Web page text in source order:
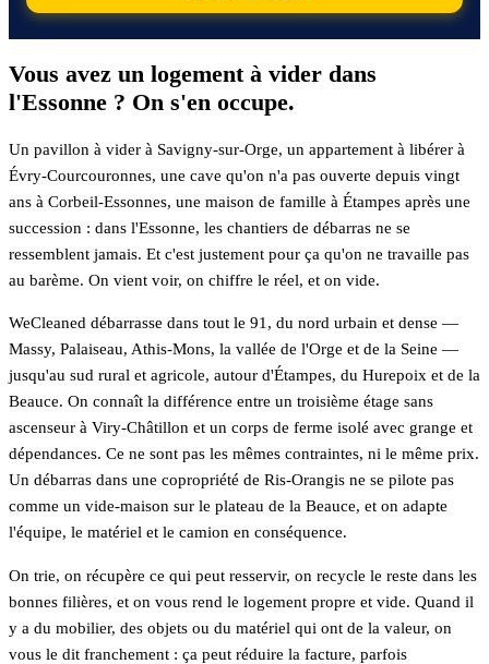
Vous avez un logement à vider dans
l'Essonne ? On s'en occupe.
Un pavillon à vider à Savigny-sur-Orge, un appartement à libérer à
Évry-Courcouronnes, une cave qu'on n'a pas ouverte depuis vingt
ans à Corbeil-Essonnes, une maison de famille à Étampes après une
succession : dans l'Essonne, les chantiers de débarras ne se
ressemblent jamais. Et c'est justement pour ça qu'on ne travaille pas
au barème. On vient voir, on chiffre le réel, et on vide.
WeCleaned débarrasse dans tout le 91, du nord urbain et dense —
Massy, Palaiseau, Athis-Mons, la vallée de l'Orge et de la Seine —
jusqu'au sud rural et agricole, autour d'Étampes, du Hurepoix et de la
Beauce. On connaît la différence entre un troisième étage sans
ascenseur à Viry-Châtillon et un corps de ferme isolé avec grange et
dépendances. Ce ne sont pas les mêmes contraintes, ni le même prix.
Un débarras dans une copropriété de Ris-Orangis ne se pilote pas
comme un vide-maison sur le plateau de la Beauce, et on adapte
l'équipe, le matériel et le camion en conséquence.
On trie, on récupère ce qui peut resservir, on recycle le reste dans les
bonnes filières, et on vous rend le logement propre et vide. Quand il
y a du mobilier, des objets ou du matériel qui ont de la valeur, on
vous le dit franchement : ça peut réduire la facture, parfois